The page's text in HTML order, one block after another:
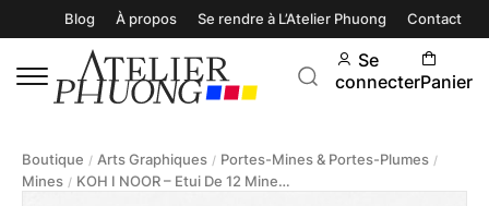
Blog À propos Se rendre à L’Atelier Phuong Contact
Se
connecterPanier
Boutique / Arts Graphiques / Portes-Mines & Portes-Plumes /
Mines / KOH I NOOR – Etui De 12 Mines Graphite Ø 0.5mm